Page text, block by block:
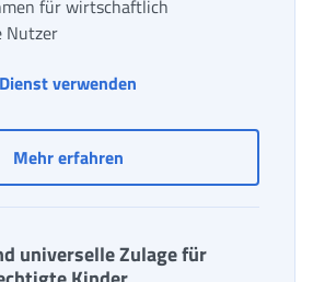
für wirtschaftlich
Nutzer
Dienst verwenden
Mehr erfahrenEingliederungszulage
universelle Zulage für